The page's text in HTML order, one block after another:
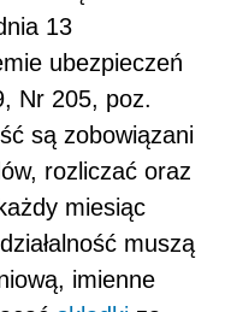
13
ubezpieczeń
Nr 205, poz.
są zobowiązani
rozliczać oraz
miesiąc
muszą
imienne